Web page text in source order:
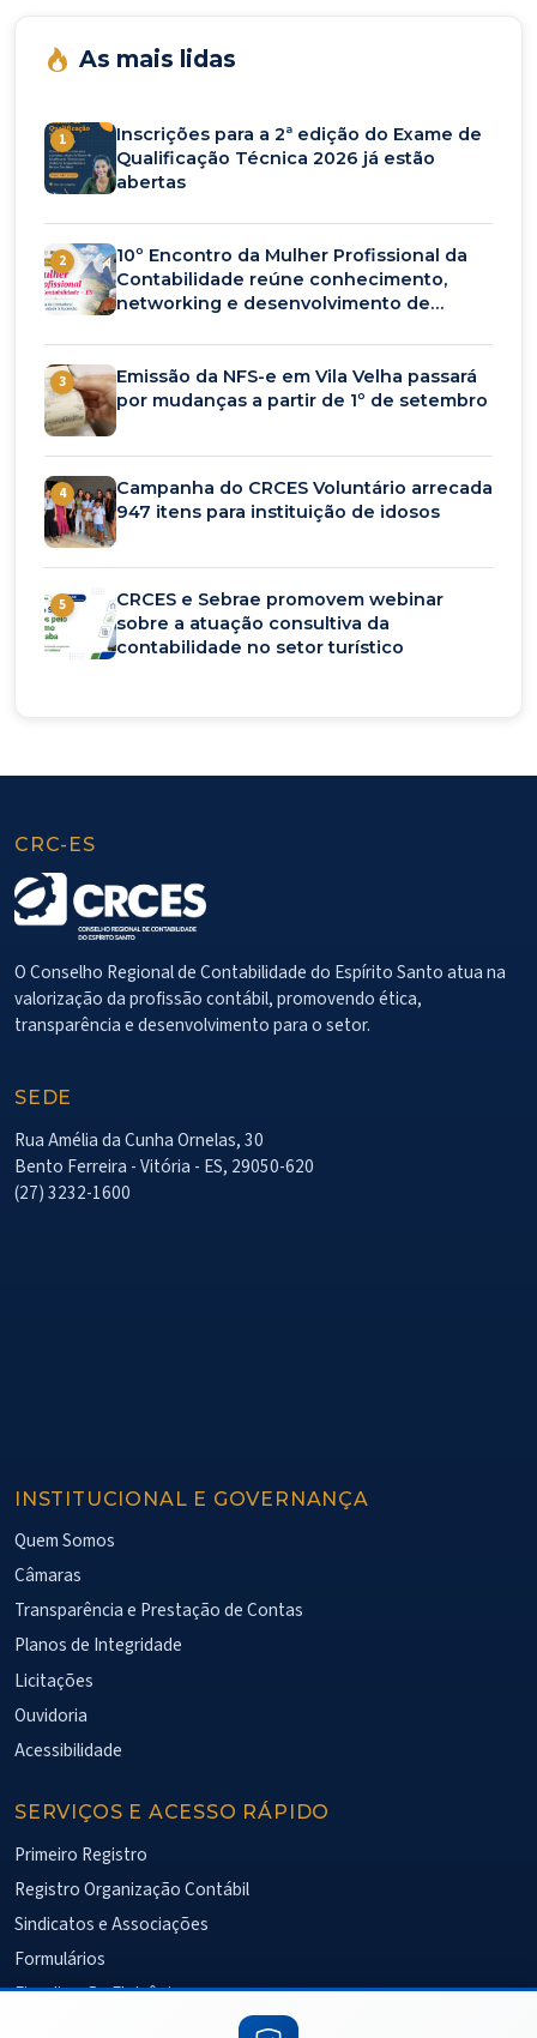
As mais lidas
1
Inscrições para a 2ª edição do Exame de
Qualificação Técnica 2026 já estão
abertas
2
10º Encontro da Mulher Profissional da
Contabilidade reúne conhecimento,
networking e desenvolvimento de
3
Emissão da NFS-e em Vila Velha passará
por mudanças a partir de 1º de setembro
4
Campanha do CRCES Voluntário arrecada
947 itens para instituição de idosos
5
CRCES e Sebrae promovem webinar
sobre a atuação consultiva da
contabilidade no setor turístico
CRC-ES
O Conselho Regional de Contabilidade do Espírito Santo atua na
valorização da profissão contábil, promovendo ética,
transparência e desenvolvimento para o setor.
SEDE
Rua Amélia da Cunha Ornelas, 30
Bento Ferreira - Vitória - ES, 29050-620
(27) 3232-1600
INSTITUCIONAL E GOVERNANÇA
Quem Somos
Câmaras
Transparência e Prestação de Contas
Planos de Integridade
Licitações
Ouvidoria
Acessibilidade
SERVIÇOS E ACESSO RÁPIDO
Primeiro Registro
Registro Organização Contábil
Sindicatos e Associações
Formulários
Fiscalização Eletrônica